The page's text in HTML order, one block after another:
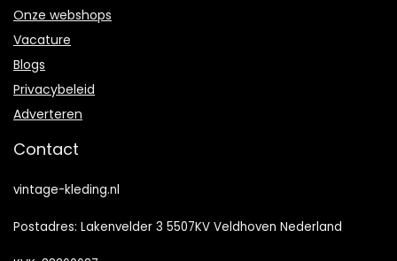
Onze webshops
Vacature
Blogs
Privacybeleid
Adverteren
Contact
vintage-kleding.nl
Postadres: Lakenvelder 3 5507KV Veldhoven Nederland